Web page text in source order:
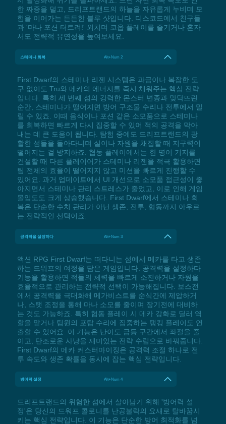
한 짜증을 덜고, 드리프트랜드의 하늘을 자유롭게 누비며 모
험을 이어가는 든든한 블루 샷입니다. 디스코드에서 친구들
과 '마나 포션 터트려!' 외치며 코옵 플레이를 즐기거나 혼자
서도 전략적 유연성을 높여보세요.
스테미나 회복 Alt+Num 2
First Dwarf의 스테미나 리젠 시스템은 과금이나 복잡한 도
구 없이도 Tru와 메카의 에너지를 즉시 채워주는 핵심 전략
입니다. 특히 세 번째 섬의 강력한 몬스터 변종과 맞닥뜨린
순간, 스테미나가 떨어지면 방어 구조물 수리나 전투에서 밀
릴 수 있죠. 이때 음식이나 포션 같은 소모품으로 스테미나
를 회복하면 빠르게 다시 집중할 수 있어 적의 공격을 막아
내는 데 큰 도움이 됩니다. 탐험 중에도 드리프트랜드의 광
활한 섬들을 돌아다니며 실이나 자원을 채집할 때 지구력이
떨어지는 걸 방지하죠. 협동 플레이에서는 한 명이 기지를
건설할 때 다른 플레이어가 스테미나 리젠을 적극 활용하면
팀 전체의 효율이 떨어지지 않고 미션을 빠르게 진행할 수
있어요. 과거 업데이트에서 UI 개선으로 소모품 접근성이 좋
아지면서 스테미나 관리 스트레스가 줄었고, 이로 인해 게임
몰입도도 크게 상승했습니다. First Dwarf에서 스테미나 회
복은 단순한 수치 관리가 아닌 생존, 전투, 협동까지 아우르
는 전략적인 선택이죠.
공격력을 설정하다 Alt+Num 3
액션 RPG First Dwarf는 떠다니는 섬에서 메카를 타고 생존
하는 드워프의 여정을 담은 게임입니다. 공격력을 설정하다
기능을 활용하면 적들의 체력을 빠르게 소진하거나 자원을
효율적으로 관리하는 전략적 선택이 가능해집니다. 보스전
에서 공격력을 극대화해 메가비스트를 순식간에 제압하거
나, 스탯 조정을 통해 마나 소모를 줄이며 장기전에 대비하
는 것도 가능하죠. 특히 협동 플레이 시 메카 강화로 딜러 역
할을 맡거나 팀원의 포탑 수리에 집중하는 탱킹 플레이도 연
출할 수 있어요. 이 기능은 난이도 급등 구간에서 좌절을 줄
이고, 단조로운 사냥을 재미있는 전략 수립으로 바꿔줍니다.
First Dwarf의 메카 커스터마이징은 공격력 조절 하나로 전
투 속도와 생존 확률을 동시에 잡는 핵심 전략입니다.
방어력 설정 Alt+Num 4
드리프트랜드의 위험한 섬에서 살아남기 위해 '방어력 설
정'은 당신의 드워프 콜로니를 난공불락의 요새로 탈바꿈시
키는 핵심 전략입니다. 이 기능은 단순한 방어 최적화를 넘